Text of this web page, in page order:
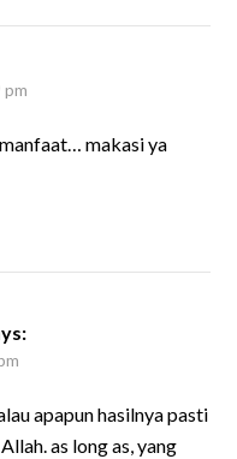
pm
makasi ya
apapun hasilnya pasti
as long as, yang